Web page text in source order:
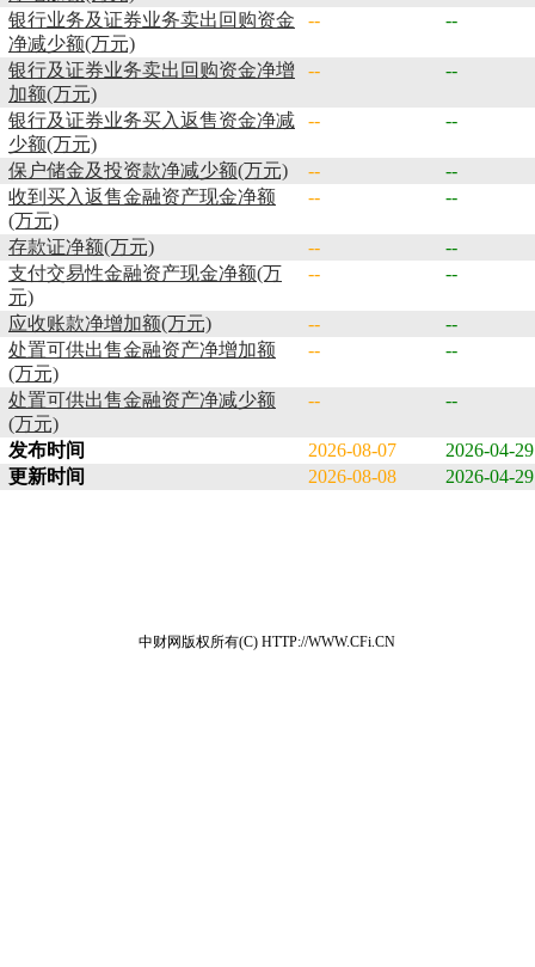
银行业务及证券业务卖出回购资金
净减少额(万元)
-- --
银行及证券业务卖出回购资金净增
加额(万元)
-- --
银行及证券业务买入返售资金净减
少额(万元)
-- --
保户储金及投资款净减少额(万元) --
--
收到买入返售金融资产现金净额
(万元)
-- --
存款证净额(万元) --
--
支付交易性金融资产现金净额(万
元)
-- --
应收账款净增加额(万元) --
--
处置可供出售金融资产净增加额
(万元)
-- --
处置可供出售金融资产净减少额
(万元)
-- --
发布时间 2026-08-07
2026-04-29
更新时间
2026-08-08 2026-04-29
中财网版权所有(C) HTTP://WWW.CFi.CN